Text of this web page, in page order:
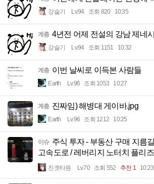
강슬기 Lv.94 조회 820 10:35
계층 4년전 어제 전설의 강남 제네
강슬기 Lv.94 조회 1151 10:32
계층 이번 날씨로 이득본 사람들
Earth Lv.96 조회 1053 10:27
계층 진짜임) 해병대 게이바.jpg
Earth Lv.96 조회 1212 10:25
이슈 주식 투자 - 부동산 구매 지름
고속도로 / 레버리지 노터치 플리즈
진겟타원 Lv.70 조회 552 추천 1 10:23